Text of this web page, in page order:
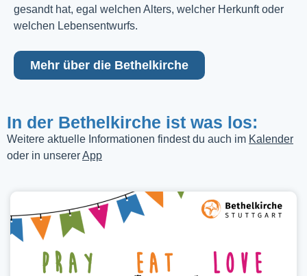
gesandt hat, egal welchen Alters, welcher Herkunft oder
welchen Lebensentwurfs.
Mehr über die Bethelkirche
In der Bethelkirche ist was los:
Weitere aktuelle Informationen findest du auch im Kalender
oder in unsererApp